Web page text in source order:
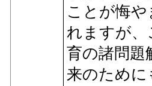
ことが悔
れますが、
育の諸問題
来のため